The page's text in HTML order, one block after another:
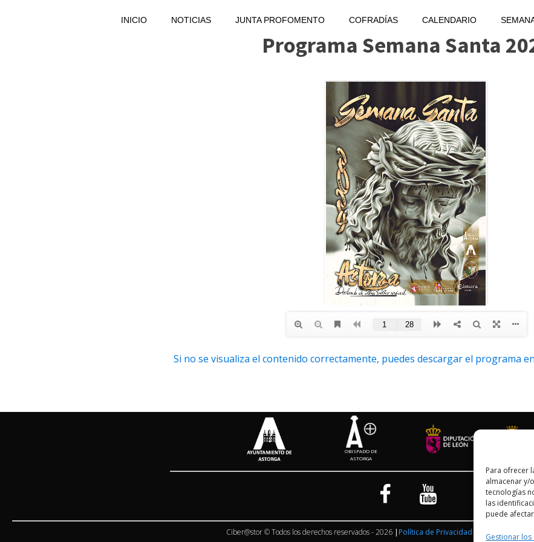
Para ofrecer
almacenar y/
tecnologías
las
puede
Gestionar los
INICIO NOTICIAS JUNTA PROFOMENTO COFRADÍAS CALENDARIO
Programa Semana Santa
Si no se visualiza el contenido correctamente, puedes descargar el programa
OBISPADO DE
ASTORGA
Ciber@stor © Todos los derechos reservados - 2026| Política de Privacidad Aviso Legal |